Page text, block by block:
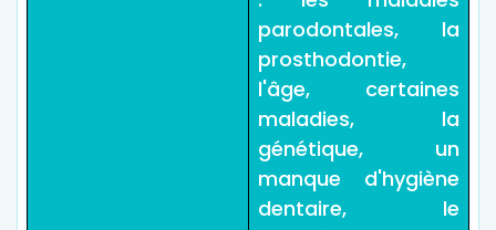
parodontales, la
prosthodontie,
l'âge, certaines
maladies, la
génétique, un
manque d'hygiène
dentaire, le